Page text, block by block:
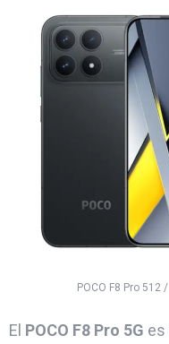
POCO F8 Pro 512
El POCO F8 Pro 5G es